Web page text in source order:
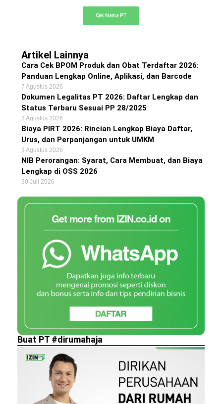
Cek Nama PT
Artikel Lainnya
Cara Cek BPOM Produk dan Obat Terdaftar 2026:
Panduan Lengkap Online, Aplikasi, dan Barcode
7 Agustus 2026
Dokumen Legalitas PT 2026: Daftar Lengkap dan
Status Terbaru Sesuai PP 28/2025
3 Agustus 2026
Biaya PIRT 2026: Rincian Lengkap Biaya Daftar,
Urus, dan Perpanjangan untuk UMKM
3 Agustus 2026
NIB Perorangan: Syarat, Cara Membuat, dan Biaya
Lengkap di OSS 2026
30 Juli 2026
Buat PT #dirumahaja